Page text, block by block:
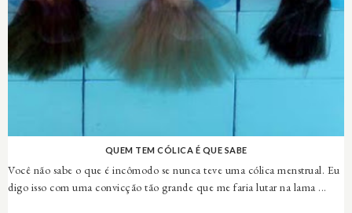
QUEM TEM CÓLICA É QUE SABE
Você não sabe o que é incômodo se nunca teve uma cólica menstrual. Eu
digo isso com uma convicção tão grande que me faria lutar na lama ...